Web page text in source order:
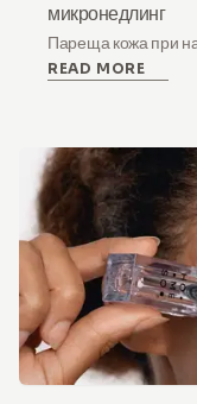
микронедлинг
Пареща кожа при
кожна бариера.
READ MORE